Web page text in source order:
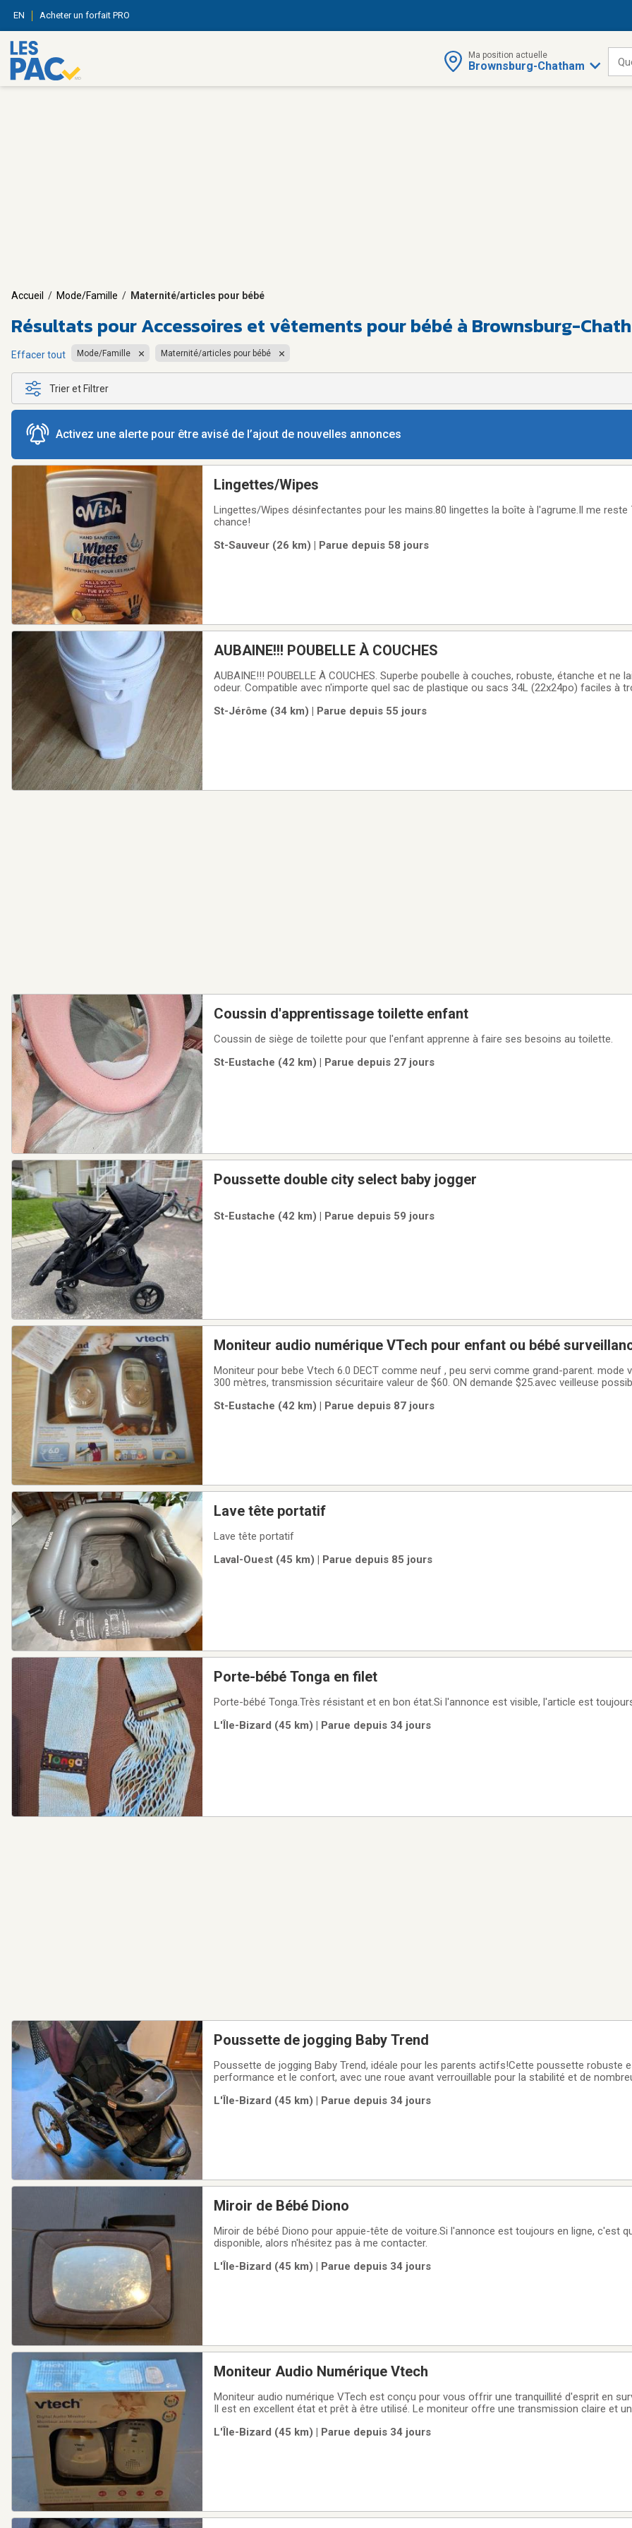
EN Acheter un forfait PRO
Ma position actuelle
Brownsburg-Chatham
Accueil / Mode/Famille / Maternité/articles pour bébé
Résultats pourAccessoires et vêtements pour bébé à Brownsburg-
Effacer tout Mode/Famille Maternité/articles pour bébé
Trier et Filtrer
Activez une alerte pour être avisé de l’ajout de nouvelles annonces
Lingettes/Wipes
Lingettes/Wipes désinfectantes pour les mains.80 lingettes la boîte à l'agrume.Il me reste
chance!
St-Sauveur (26 km) | Parue depuis 58 jours
AUBAINE!!! POUBELLE À COUCHES
AUBAINE!!! POUBELLE À COUCHES. Superbe poubelle à couches, robuste, étanche et ne
odeur. Compatible avec n'importe quel sac de plastique ou sacs 34L (22x24po) faciles à
St-Jérôme (34 km) | Parue depuis 55 jours
Coussin d'apprentissage toilette enfant
Coussin de siège de toilette pour que l'enfant apprenne à faire ses besoins au toilette.
St-Eustache (42 km) | Parue depuis 27 jours
Poussette double city select baby jogger
St-Eustache (42 km) | Parue depuis 59 jours
Moniteur audio numérique VTech pour enfant ou bébé surveillance dans sa
Moniteur pour bebe Vtech 6.0 DECT comme neuf , peu servi comme grand-parent. mode vibration porter de
300 mètres, transmission sécuritaire valeur de $60. ON demande $25.avec veilleuse possible , dans sa boite
St-Eustache (42 km) | Parue depuis 87 jours
Lave tête portatif
Lave tête portatif
Laval-Ouest (45 km) | Parue depuis 85 jours
Porte-bébé Tonga en filet
Porte-bébé Tonga.Très résistant et en bon état.Si l'annonce est visible, l'article est
L'Île-Bizard (45 km) | Parue depuis 34 jours
Poussette de jogging Baby Trend
Poussette de jogging Baby Trend, idéale pour les parents actifs!Cette poussette robuste
performance et le confort, avec une roue avant verrouillable pour la stabilité et de
transition facile entre la
L'Île-Bizard (45 km) | Parue depuis 34 jours
Miroir de Bébé Diono
Miroir de bébé Diono pour appuie-tête de voiture.Si l'annonce est toujours en ligne, c'est
disponible, alors n'hésitez pas à me contacter.
L'Île-Bizard (45 km) | Parue depuis 34 jours
Moniteur Audio Numérique Vtech
Moniteur audio numérique VTech est conçu pour vous offrir une tranquillité d'esprit en
Il est en excellent état et prêt à être utilisé. Le moniteur offre une transmission claire et
niveauxSi
L'Île-Bizard (45 km) | Parue depuis 34 jours